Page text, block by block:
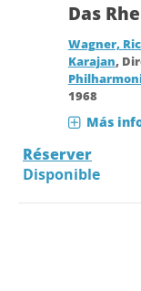
Das
Wagner,
Karajan,
1968
Más
Réserver
Disponible